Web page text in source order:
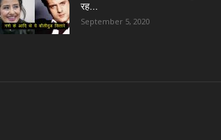
रह...
September 5, 2020